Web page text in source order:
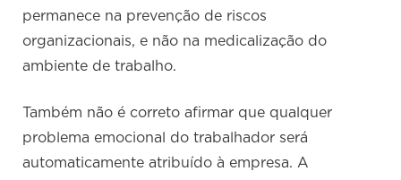
permanece na prevenção de riscos
organizacionais, e não na medicalização do
ambiente de trabalho.
Também não é correto afirmar que qualquer
problema emocional do trabalhador será
automaticamente atribuído à empresa. A